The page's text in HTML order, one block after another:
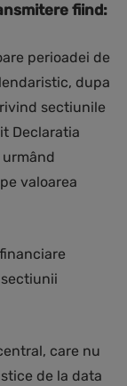
fiind:
perioadei de
dupa
sectiunile
Declaratia
valoarea
care nu
de la data